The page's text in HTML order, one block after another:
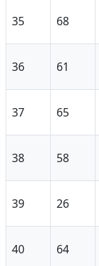
35 68
36 61
37 65
38 58
39 26
40 64